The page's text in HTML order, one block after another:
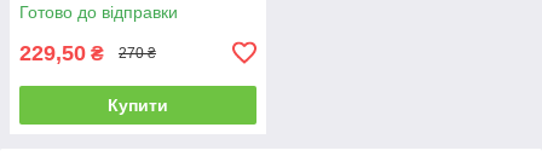
Готово до відправки
229,50 ₴ 270 ₴
Купити